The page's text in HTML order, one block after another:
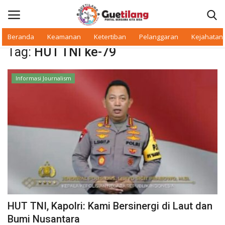
Beranda Keamanan Ketertiban Pelanggaran Kejahatan
Masuk Daftar
Warkop Digital
Pelanggaran
Ketertiban
Tag: HUT TNI ke-79
Informasi Journalism
HUT TNI, Kapolri: Kami Bersinergi di Laut dan
Bumi Nusantara